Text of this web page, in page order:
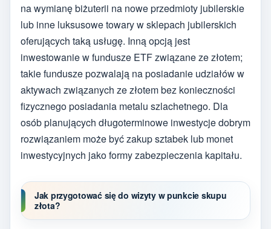
na wymianę biżuterii na nowe przedmioty jubilerskie
lub inne luksusowe towary w sklepach jubilerskich
oferujących taką usługę. Inną opcją jest
inwestowanie w fundusze ETF związane ze złotem;
takie fundusze pozwalają na posiadanie udziałów w
aktywach związanych ze złotem bez konieczności
fizycznego posiadania metalu szlachetnego. Dla
osób planujących długoterminowe inwestycje dobrym
rozwiązaniem może być zakup sztabek lub monet
inwestycyjnych jako formy zabezpieczenia kapitału.
Jak przygotować się do wizyty w punkcie skupu
złota?